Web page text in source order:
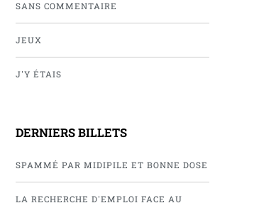
SANS COMMENTAIRE
JEUX
J'Y ÉTAIS
DERNIERS BILLETS
SPAMMÉ PAR MIDIPILE ET BONNE DOSE
LA RECHERCHE D'EMPLOI FACE AU